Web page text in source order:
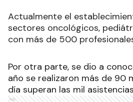
Actualmente el
sectores oncológicos,
con más de 500
Por otra parte, se dio a
año se realizaron más de 90
día superan las mil
Ads